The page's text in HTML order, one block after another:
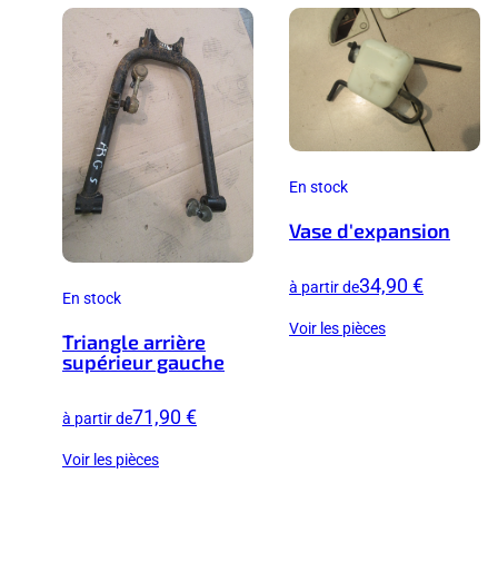
En stock
Triangle arrière
supérieur gauche
à partir de71,90 €
Voir les pièces
En stock
Vase d'expansion
à partir de34,90 €
Voir les pièces